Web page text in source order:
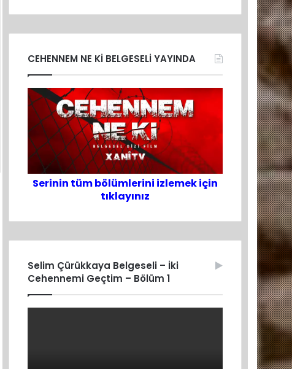
CEHENNEM NE Kİ BELGESELİ YAYINDA
Serinin tüm bölümlerini izlemek için
tıklayınız
Selim Çürükkaya Belgeseli – İki
Cehennemi Geçtim – Bölüm 1